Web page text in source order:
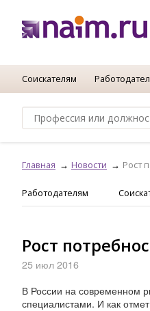
Соискателям
Главная Новости Рост
Работодателям
Рост
25 июл 2016
В России на современном
специалистами. И как